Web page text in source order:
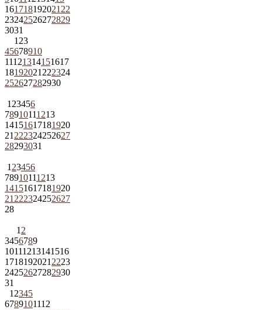
161718192021 22
23242526272829
3031
1 23
45678910
11121314151617
18192021 222324
252627282930
1 23456
78910111213
14151617181920
21 222324252627
28293031
1 23456
78910111213
14151617181920
21 222324252627
28
1 2
3456789
10111213141516
1718192021 2223
24252627282930
31
1 2345
6789101112